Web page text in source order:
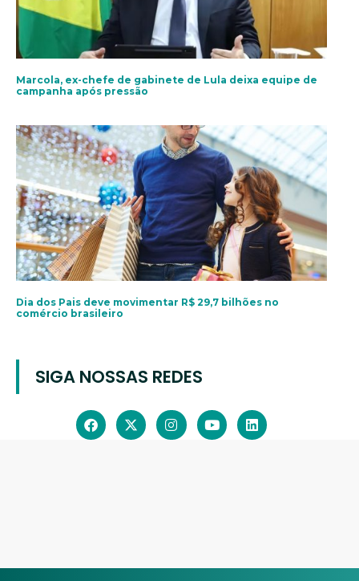
Marcola, ex-chefe de gabinete de Lula deixa equipe de
campanha após pressão
Dia dos Pais deve movimentar R$ 29,7 bilhões no
comércio brasileiro
SIGA NOSSAS REDES